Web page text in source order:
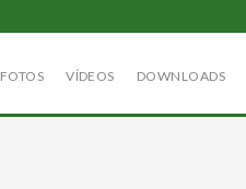
FOTOS VÍDEOS DOWNLOADS